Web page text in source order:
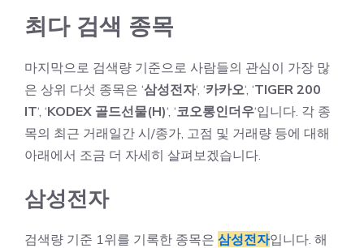
최다 검색 종목
마지막으로 검색량 기준으로 사람들의 관심이 가장 많
은 상위 다섯 종목은 ‘삼성전자‘, ‘카카오‘, ‘TIGER 200
IT‘, ‘KODEX 골드선물(H)‘, ‘코오롱인더우‘입니다. 각 종
목의 최근 거래일간 시/종가, 고점 및 거래량 등에 대해
아래에서 조금 더 자세히 살펴보겠습니다.
삼성전자
검색량 기준 1위를 기록한 종목은 삼성전자입니다. 해